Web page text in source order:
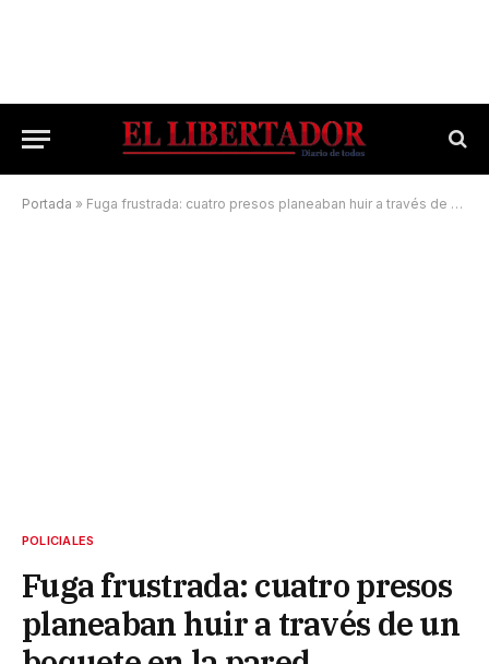
Portada » Fuga frustrada: cuatro presos planeaban huir a través de un boquete en la pared
POLICIALES
Fuga frustrada: cuatro presos
planeaban huir a través de un